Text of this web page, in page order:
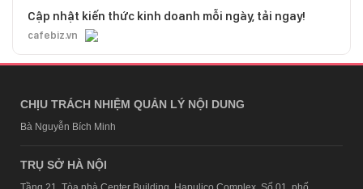
Cập nhật kiến thức kinh doanh mỗi ngày, tải ngay!
cafebiz.vn
CHỊU TRÁCH NHIỆM QUẢN LÝ NỘI DUNG
Bà Nguyễn Bích Minh
TRỤ SỞ HÀ NỘI